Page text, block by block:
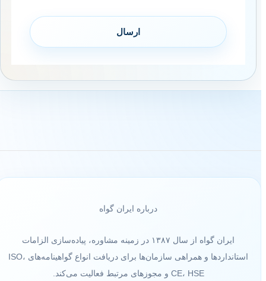
درباره ایران گواه
ایران گواه از سال ۱۳۸۷ در زمینه مشاوره، پیاده‌سازی الزامات
استانداردها و همراهی سازمان‌ها برای دریافت انواع گواهینامه‌های ISO،
CE، HSE و مجوزهای مرتبط فعالیت می‌کند.